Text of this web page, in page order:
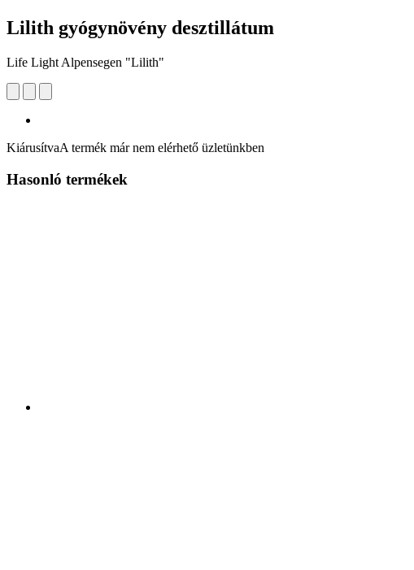
Lilith gyógynövény desztillátum
Life Light Alpensegen "Lilith"
KiárusítvaA termék már nem elérhető üzletünkben
Hasonló termékek